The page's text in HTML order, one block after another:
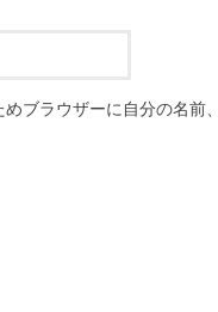
ブラウザーに自分の名前